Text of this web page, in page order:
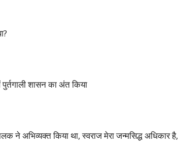
शासन का अंत किया
ने अभिव्यक्त किया था, स्वराज मेरा जन्मसिद्ध अधिकार है,